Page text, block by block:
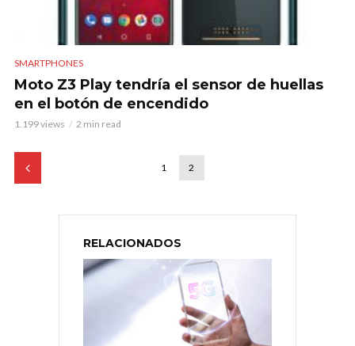
SMARTPHONES
Moto Z3 Play tendría el sensor de huellas
en el botón de encendido
1.199 views 2 min read
1 2
RELACIONADOS